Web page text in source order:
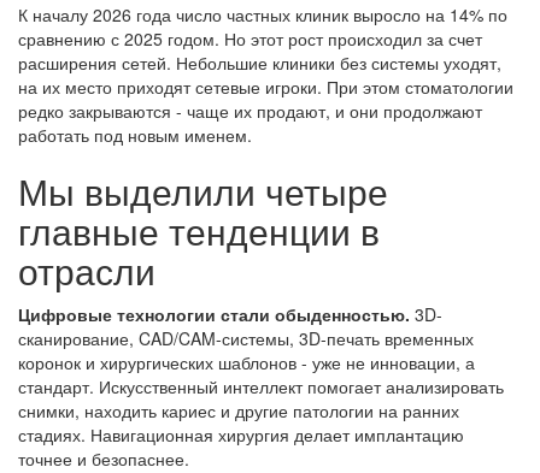
К началу 2026 года число частных клиник выросло на 14% по
сравнению с 2025 годом. Но этот рост происходил за счет
расширения сетей. Небольшие клиники без системы уходят,
на их место приходят сетевые игроки. При этом стоматологии
редко закрываются - чаще их продают, и они продолжают
работать под новым именем.
Мы выделили четыре
главные тенденции в
отрасли
Цифровые технологии стали обыденностью. 3D-
сканирование, CAD/CAM-системы, 3D-печать временных
коронок и хирургических шаблонов - уже не инновации, а
стандарт. Искусственный интеллект помогает анализировать
снимки, находить кариес и другие патологии на ранних
стадиях. Навигационная хирургия делает имплантацию
точнее и безопаснее.